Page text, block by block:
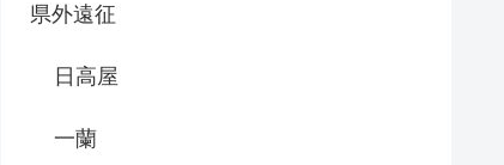
県外遠征
日高屋
一蘭